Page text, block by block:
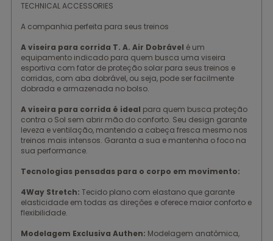
TECHNICAL ACCESSORIES
A companhia perfeita para seus treinos
A viseira para corrida T. A. Air Dobrável é um
equipamento indicado para quem busca uma viseira
esportiva com fator de proteção solar para seus treinos e
corridas, com aba dobrável, ou seja, pode ser facilmente
dobrada e armazenada no bolso.
A viseira para corrida é ideal para quem busca proteção
contra o Sol sem abrir mão do conforto. Seu design garante
leveza e ventilação, mantendo a cabeça fresca mesmo nos
treinos mais intensos. Garanta a sua e mantenha o foco na
sua performance.
Tecnologias pensadas para o corpo em movimento:
4Way Stretch: Tecido plano com elastano que garante
elasticidade em todas as direções e oferece maior conforto e
flexibilidade.
Modelagem Exclusiva Authen: Modelagem anatômica,